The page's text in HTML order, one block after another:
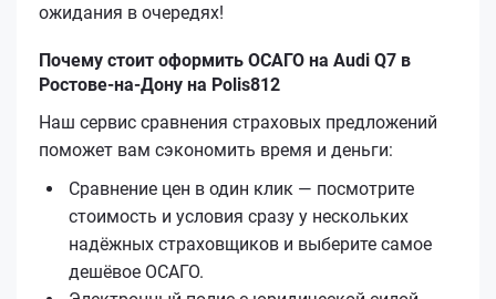
ожидания в очередях!
Почему стоит оформить ОСАГО на Audi Q7 в
Ростове-на-Дону на Polis812
Наш сервис сравнения страховых предложений
поможет вам сэкономить время и деньги:
Сравнение цен в один клик — посмотрите
стоимость и условия сразу у нескольких
надёжных страховщиков и выберите самое
дешёвое ОСАГО.